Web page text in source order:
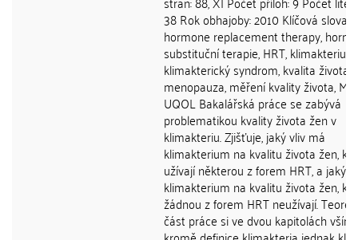
38 Rok obhajoby: 2010 Klíčová slova:
hormone replacement therapy,
substituční terapie, HRT, klimakterium,
klimakterický syndrom, kvalita života,
menopauza, měření kvality života,
UQOL Bakalářská práce se zabývá
problematikou kvality života žen v
klimakteriu. Zjišťuje, jaký vliv má
klimakterium na kvalitu života žen,
užívají některou z forem HRT, a jaký
klimakterium na kvalitu života žen,
žádnou z forem HRT neužívají.
část práce si ve dvou kapitolách